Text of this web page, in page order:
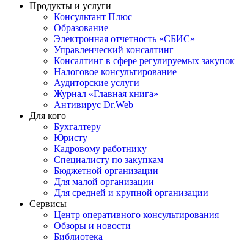
Продукты и услуги
Консультант Плюс
Образование
Электронная отчетность «СБИС»
Управленческий консалтинг
Консалтинг в сфере регулируемых закупок
Налоговое консультирование
Аудиторские услуги
Журнал «Главная книга»
Антивирус Dr.Web
Для кого
Бухгалтеру
Юристу
Кадровому работнику
Специалисту по закупкам
Бюджетной организации
Для малой организации
Для средней и крупной организации
Сервисы
Центр оперативного консультирования
Обзоры и новости
Библиотека